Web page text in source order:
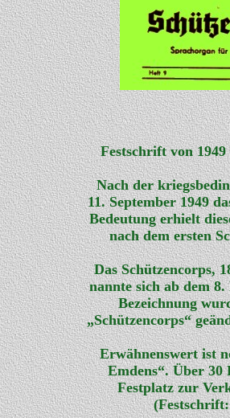
Festschrift von
Nach der
11. September 1949
Bedeutung erhielt
nach dem ersten
Das Schützencorps,
nannte sich ab dem 8.
Bezeichnung
„Schützencorps“
Erwähnenswert ist
Emdens“. Über 30
Festplatz zur